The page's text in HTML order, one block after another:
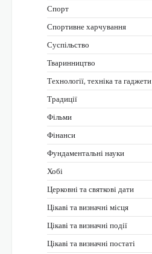
Спорт
Спортивне харчування
Суспільство
Тваринництво
Технології, техніка та гаджети
Традиції
Фільми
Фінанси
Фундаментальні науки
Хобі
Церковні та святкові дати
Цікаві та визначні місця
Цікаві та визначні події
Цікаві та визначні постаті